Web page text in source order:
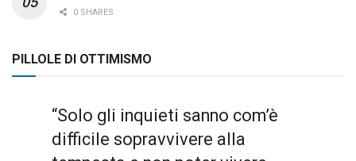
0 SHARES
PILLOLE DI OTTIMISMO
“Solo gli inquieti sanno com’è
difficile sopravvivere alla